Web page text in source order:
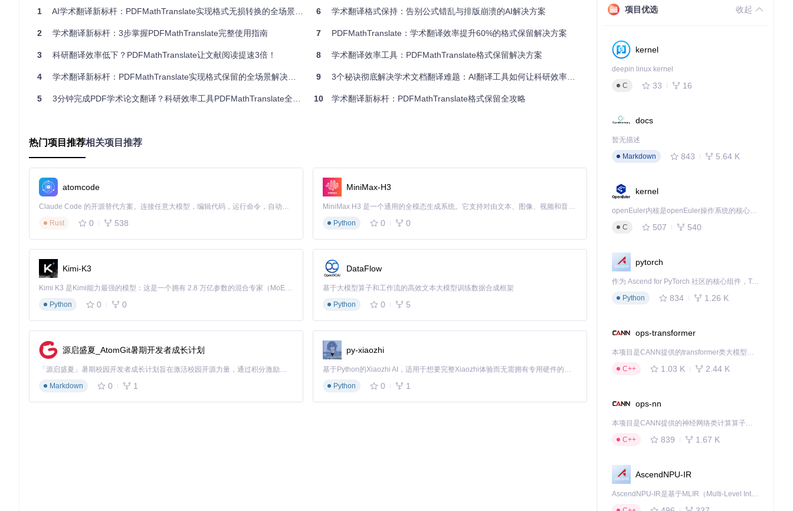
双路径操作：小白也能轻松上手的翻译方案
高级用户，命令行工具则提供了更多的自定义选项。无论你是技术小白还是编程高手，都能快速掌握PDFMathTranslate的使用方法，享受高效翻译的乐
双语对照：如何让阅读与学习效率倍增
PDFMathTranslate的双语对照功能是学术研究的得力助手。通过生成双语对照文档，用户可以同时查看原文和译文，方便对照学习和理解。这一功能特别
适合在撰写论文或准备报告时使用，可以帮助用户准确引用文献内容，避免翻译误差。使用双语对照功能后，用户的文献阅读效率平均提升了40%，大大
图3：PDFMathTranslate生成的双语对照文档，原文与译文并排显示，方便对照学习
灵活应用全场景：从个人到团队的翻译解决方案
基础版：3步完成单篇PDF翻译
# macOS系统
适用场景：个人电脑上快速安装PDFMathTranslate
准备文件：将需要翻译的PDF文件放在当前工作目录下。
执行翻译：在命令行中输入以下命令，即可开始翻译：
# Windows系统
# macOS系统
1 AI学术翻译新标杆：PDFMathTranslate实现格式无损转换的全场景指南
2 学术翻译新标杆：3步掌握PDFMathTranslate完整使用指南
3 科研翻译效率低下？PDFMathTranslate让文献阅读提速3倍！
4 学术翻译新标杆：PDFMathTranslate实现格式保留的全场景解决方案
5 3分钟完成PDF学术论文翻译？科研效率工具PDFMathTranslate全解析
6 学术翻译格式保持：告别公式错乱与排版崩溃的AI解决方案
7 PDFMathTranslate：学术翻译效率提升60%的格式保留解决方案
8 学术翻译效率工具：PDFMathTranslate格式保留解决方案
9 3个秘诀彻底解决学术文档翻译难题：AI翻译工具如何让科研效率提升300%？
10 学术翻译新标杆：PDFMathTranslate格式保留全攻略
热门项目推荐相关项目推荐
atomcode
Claude Code 的开源替代方案。连接任意大模型，编辑代码，运行命令，自动验证 — 全自动执行。用 Rust 构建，极致性能。 ｜ An open-source alternative to Claude Code. Connect any LLM, edit code, run commands, and verify changes — autonomously. Built in Rust for speed. Get Started
Rust
0 538
MiniMax-H3
MiniMax H3 是一个通用的全模态生成系统。它支持对由文本、图像、视频和音频组成的多模态上下文进行统一理解，并能生成分辨率高达 2K、时长可达 15 秒的带原生立体声音频的视频。得益于面向任务泛化的系统设计，H3 在预训练阶段就已具备广泛的多模态上下文理解与生成能力，能够出色地执行复杂的多模态指令。
Python
0 0
Kimi-K3
Kimi K3 是Kimi能力最强的模型：这是一个拥有 2.8 万亿参数的混合专家（MoE）模型，具备原生视觉理解能力，并支持 100 万 token 的上下文窗口。
Python
0 0
DataFlow
基于大模型算子和工作流的高效文本大模型训练数据合成框架
Python
0 5
源启盛夏_AtomGit暑期开发者成长计划
「源启盛夏」暑期校园开发者成长计划旨在激活校园开源力量，通过积分激励、认证扶持、资源倾斜等形式，引导高校组织和开发者完成「入驻 — 建项目 — 做贡献 — 获认证 — 得资源」的完整闭环。无论你是想带领社团入驻平台的组织者，还是希望用代码贡献证明自己的开发者，都能在这里找到属于你的成长路径。
Markdown
0 1
py-xiaozhi
基于Python的Xiaozhi AI，适用于想要完整Xiaozhi体验而无需拥有专用硬件的用户。
Python
0 1
项目优选 收起
kernel
deepin linux kernel
C
33 16
docs
暂无描述
Markdown
843 5.64 K
kernel
openEuler内核是openEuler操作系统的核心，既是系统性能与稳定性的基石，也是连接处理器、设备与服务的桥梁。
C
507 540
pytorch
作为 Ascend for PyTorch 社区的核心组件，TorchNPU 是昇腾专为 PyTorch 打造的深度学习适配插件，使 PyTorch 框架能够直接调用昇腾 NPU，为开发者提供昇腾 AI 处理器的超强算力。
Python
834 1.26 K
ops-transformer
本项目是CANN提供的transformer类大模型算子库，实现网络在NPU上加速计算。
C++
1.03 K 2.44 K
ops-nn
本项目是CANN提供的神经网络类计算算子库，实现网络在NPU上加速计算。
C++
839 1.67 K
AscendNPU-IR
AscendNPU-IR是基于MLIR（Multi-Level Intermediate Representation）构建的，面向昇腾亲和算子编译时使用的中间表示，提供昇腾完备表达能力，通过编译优化提升昇腾AI处理器计算效率，支持通过生态框架使能昇腾AI处理器与深度调优